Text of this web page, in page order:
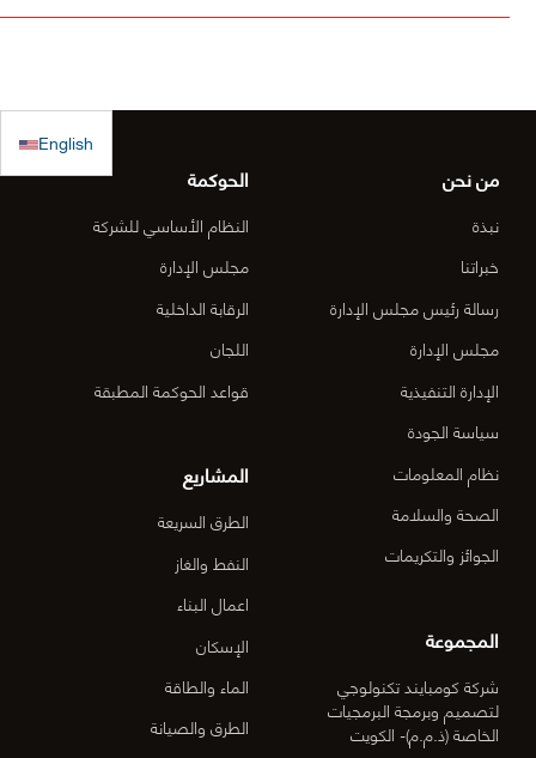
بالترسية بعد
منطقة
English
من نحن
نبذة
خبراتنا
رسالة رئيس مجلس الإدارة
مجلس الإدارة
الإدارة التنفيذية
سياسة الجودة
نظام المعلومات
الصحة والسلامة
الجوائز والتكريمات
المجموعة
شركة كومبايند تكنولوجي
لتصميم وبرمجة البرمجيات
الخاصة (ذ.م.م)- الكويت
الحوكمة
النظام الأساسي للشركة
مجلس الإدارة
الرقابة الداخلية
اللجان
قواعد الحوكمة المطبقة
المشاريع
الطرق السريعة
النفط والغاز
اعمال البناء
الإسكان
الماء والطاقة
الطرق والصيانة